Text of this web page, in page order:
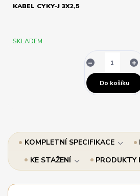
KABEL CYKY-J 3X2,5
SKLADEM
Do košíku
KOMPLETNÍ SPECIFIKACE
KE STAŽENÍ
PRODUKTY